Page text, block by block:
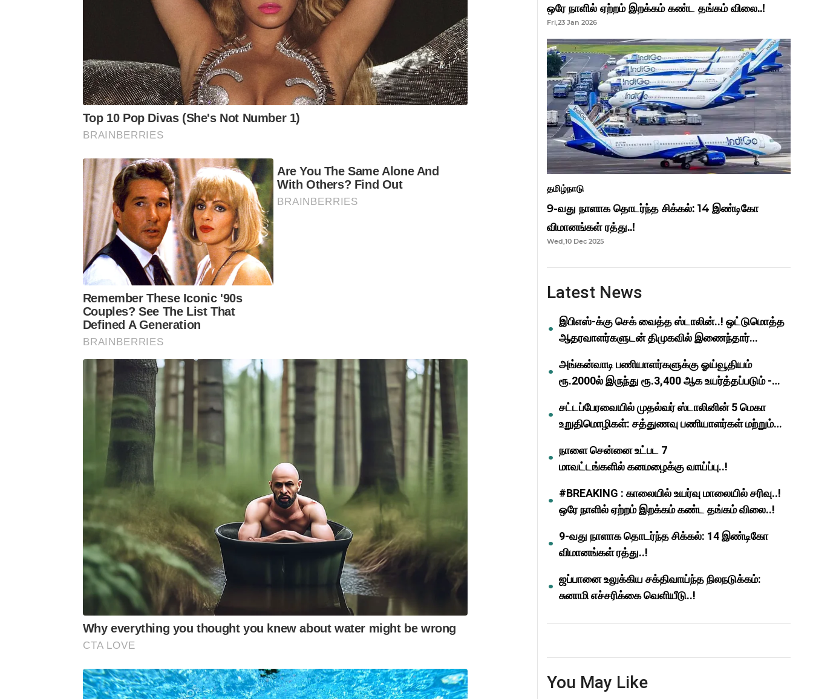
ஒரே நாளில் ஏற்றம் இறக்கம் கண்ட தங்கம் விலை..!
Fri,23 Jan 2026
தமிழ்நாடு
9-வது நாளாக தொடர்ந்த சிக்கல்: 14 இண்டிகோ
விமானங்கள் ரத்து..!
Wed,10 Dec 2025
Latest News
இபிஎஸ்-க்கு செக் வைத்த ஸ்டாலின்..! ஒட்டுமொத்த
ஆதரவாளர்களுடன் திமுகவில் இணைந்தார்
அங்கன்வாடி பணியாளர்களுக்கு ஓய்வூதியம்
ரூ.2000ல் இருந்து ரூ.3,400 ஆக உயர்த்தப்படும் -
சட்டப்பேரவையில் முதல்வர் ஸ்டாலினின் 5 மெகா
உறுதிமொழிகள்: சத்துணவு பணியாளர்கள் மற்றும்
நாளை சென்னை உட்பட 7
மாவட்டங்களில் கனமழைக்கு வாய்ப்பு..!
#BREAKING : காலையில் உயர்வு மாலையில் சரிவு..!
ஒரே நாளில் ஏற்றம் இறக்கம் கண்ட தங்கம் விலை..!
9-வது நாளாக தொடர்ந்த சிக்கல்: 14 இண்டிகோ
விமானங்கள் ரத்து..!
ஜப்பானை உலுக்கிய சக்திவாய்ந்த நிலநடுக்கம்:
சுனாமி எச்சரிக்கை வெளியீடு..!
You May Like